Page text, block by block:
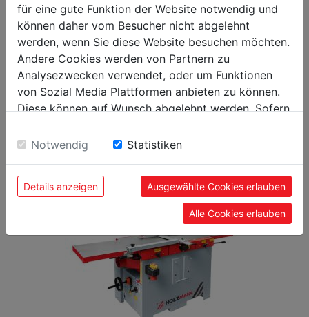
Délka balení [mm] 0
Obecné údaje
Kód EAN 9120058370328
OBLÍBENÉ PRODUKTY
für eine gute Funktion der Website notwendig und
können daher vom Besucher nicht abgelehnt
werden, wenn Sie diese Website besuchen möchten.
Andere Cookies werden von Partnern zu
Analysezwecken verwendet, oder um Funktionen
von Sozial Media Plattformen anbieten zu können.
Diese können auf Wunsch abgelehnt werden. Sofern
Einwilligung zu unseren Cookies.
Notwendig Statistiken
Details anzeigen Ausgewählte Cookies erlauben
Alle Cookies erlauben